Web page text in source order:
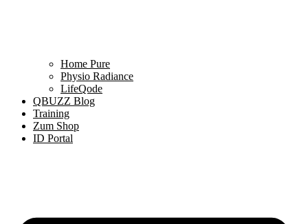
Home Pure
Physio Radiance
LifeQode
QBUZZ Blog
Training
Zum Shop
ID Portal